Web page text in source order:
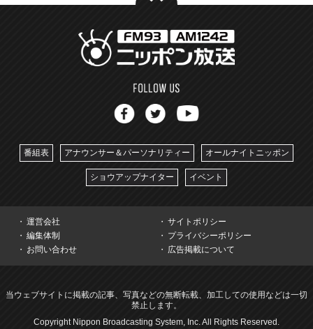
番組表 アナウンサー＆パーソナリティー オールナイトニッポン
ショウアップナイター イベント
運営会社
サイトポリシー
編集体制
プライバシーポリシー
お問い合わせ
広告掲載について
当ウェブサイトに掲載の記事、写真などの無断転載、加工しての使用などは一切
禁止します。
Copyright Nippon Broadcasting System, Inc. All Rights Reserved.